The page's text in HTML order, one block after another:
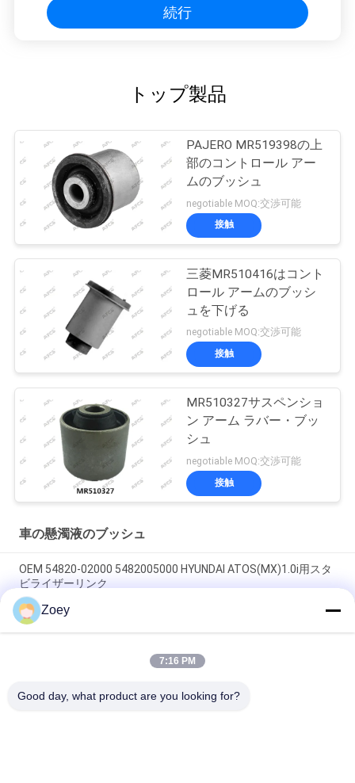
続行
トップ製品
PAJERO MR519398の上
部のコントロール アー
ムのブッシュ
negotiable MOQ:交渉可能
接触
三菱MR510416はコント
ロール アームのブッシ
ュを下げる
negotiable MOQ:交渉可能
接触
MR510327サスペンショ
ン アーム ラバー・ブッ
シュ
negotiable MOQ:交渉可能
接触
車の懸濁液のブッシュ
OEM 54820-02000 5482005000 HYUNDAI ATOS(MX)1.0i用スタ
ビライザーリンク
OEM FL3Z3084B FL3Z3085B FL343A188A FORD F-150向けARM
BUSH 拡張
OEM FL3Z3050B FL3Z-3050-C ボールジョイント FORD F-150 /
Zoey
7:16 PM
Good day, what product are you looking for?